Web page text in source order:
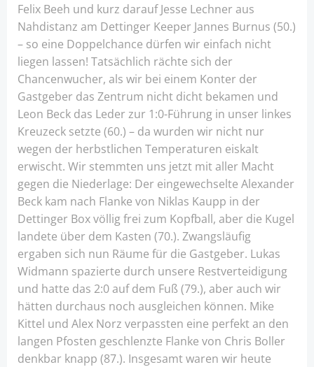
Felix Beeh und kurz darauf Jesse Lechner aus
Nahdistanz am Dettinger Keeper Jannes Burnus (50.)
– so eine Doppelchance dürfen wir einfach nicht
liegen lassen! Tatsächlich rächte sich der
Chancenwucher, als wir bei einem Konter der
Gastgeber das Zentrum nicht dicht bekamen und
Leon Beck das Leder zur 1:0-Führung in unser linkes
Kreuzeck setzte (60.) – da wurden wir nicht nur
wegen der herbstlichen Temperaturen eiskalt
erwischt. Wir stemmten uns jetzt mit aller Macht
gegen die Niederlage: Der eingewechselte Alexander
Beck kam nach Flanke von Niklas Kaupp in der
Dettinger Box völlig frei zum Kopfball, aber die Kugel
landete über dem Kasten (70.). Zwangsläufig
ergaben sich nun Räume für die Gastgeber. Lukas
Widmann spazierte durch unsere Restverteidigung
und hatte das 2:0 auf dem Fuß (79.), aber auch wir
hätten durchaus noch ausgleichen können. Mike
Kittel und Alex Norz verpassten eine perfekt an den
langen Pfosten geschlenzte Flanke von Chris Boller
denkbar knapp (87.). Insgesamt waren wir heute